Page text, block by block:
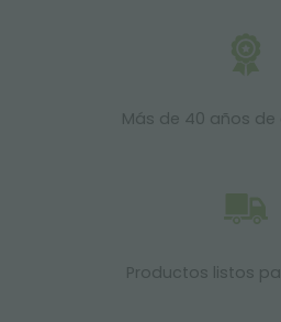
Más de 40 años de
Productos listos